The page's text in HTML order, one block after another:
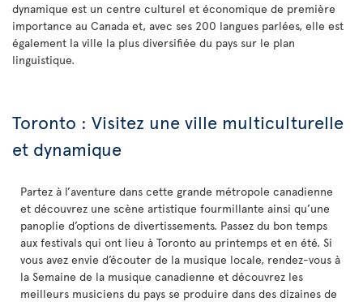
dynamique est un centre culturel et économique de première
importance au Canada et, avec ses 200 langues parlées, elle est
également la ville la plus diversifiée du pays sur le plan
linguistique.
Toronto : Visitez une ville multiculturelle
et dynamique
Partez à l’aventure dans cette grande métropole canadienne
et découvrez une scène artistique fourmillante ainsi qu’une
panoplie d’options de divertissements. Passez du bon temps
aux festivals qui ont lieu à Toronto au printemps et en été. Si
vous avez envie d’écouter de la musique locale, rendez-vous à
la Semaine de la musique canadienne et découvrez les
meilleurs musiciens du pays se produire dans des dizaines de